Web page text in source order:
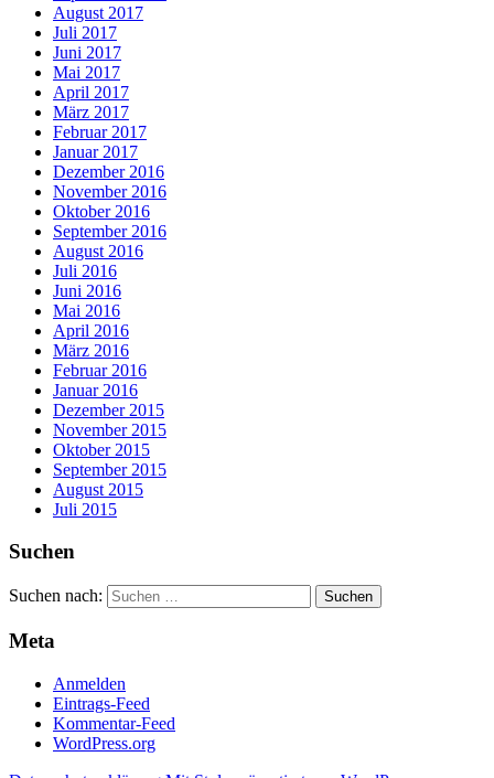
August 2017
Juli 2017
Juni 2017
Mai 2017
April 2017
März 2017
Februar 2017
Januar 2017
Dezember 2016
November 2016
Oktober 2016
September 2016
August 2016
Juli 2016
Juni 2016
Mai 2016
April 2016
März 2016
Februar 2016
Januar 2016
Dezember 2015
November 2015
Oktober 2015
September 2015
August 2015
Juli 2015
Suchen
Suchen nach:
Meta
Anmelden
Eintrags-Feed
Kommentar-Feed
WordPress.org